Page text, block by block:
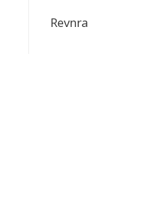
Revnra